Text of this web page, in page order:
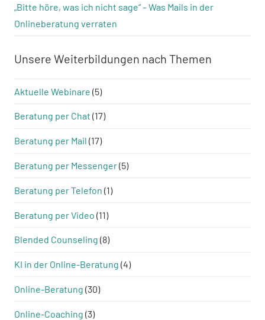
„Bitte höre, was ich nicht sage“ – Was Mails in der
Onlineberatung verraten
Unsere Weiterbildungen nach Themen
Aktuelle Webinare (5)
Beratung per Chat (17)
Beratung per Mail (17)
Beratung per Messenger(5)
Beratung per Telefon (1)
Beratung per Video (11)
Blended Counseling (8)
KI in der Online-Beratung (4)
Online-Beratung (30)
Online-Coaching (3)